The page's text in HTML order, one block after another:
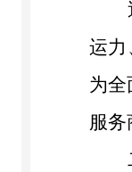
运力
为全
服务